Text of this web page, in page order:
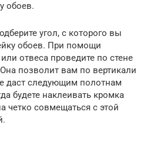
обоев.
угол, с которого вы
обоев. При помощи
отвеса проведите по стене
позволит вам по вертикали
даст следующим полотнам
будете наклеивать кромка
четко совмещаться с этой